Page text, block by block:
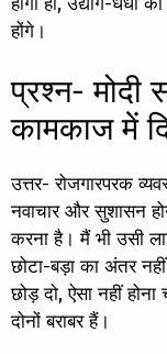
होंगे।
प्रश्न-
कामकाज में
उत्तर- रोजगारपरक
नवाचार और सुशासन
करना है। मैं भी उसी
छोटा-बड़ा का अंतर
छोड़ दो, ऐसा नहीं
दोनों बराबर हैं।